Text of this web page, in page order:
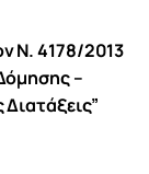
Ν. 4178/2013
–